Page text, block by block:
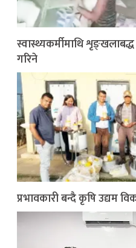
स्वास्थ्यकर्मीमाथि
गरिने
प्रभावकारी बन्दै कृषि उद्यम